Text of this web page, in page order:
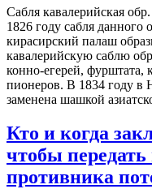
Сабля кавалерийская
1826 году сабля данного
кирасирский палаш
кавалерийскую саблю
конно-егерей, фурштата,
пионеров. В 1834 году в
заменена шашкой
Кто и когда
чтобы
противника